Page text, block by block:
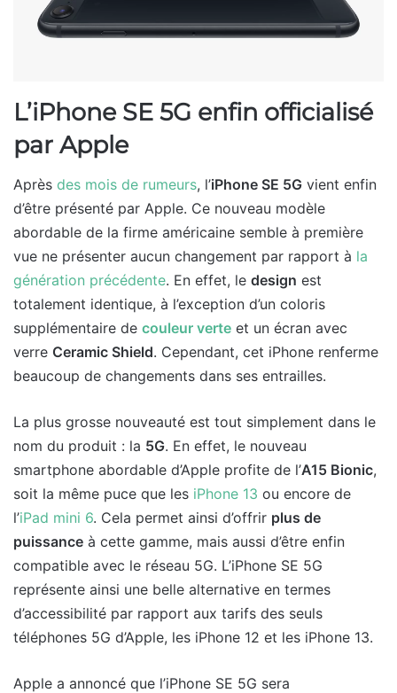
L’iPhone SE 5G enfin officialisé
par Apple
Après des mois de rumeurs, l’iPhone SE 5G vient enfin
d’être présenté par Apple. Ce nouveau modèle
abordable de la firme américaine semble à première
vue ne présenter aucun changement par rapport à la
génération précédente. En effet, le design est
totalement identique, à l’exception d’un coloris
supplémentaire de couleur verte et un écran avec
verre Ceramic Shield. Cependant, cet iPhone renferme
beaucoup de changements dans ses entrailles.
La plus grosse nouveauté est tout simplement dans le
nom du produit : la 5G. En effet, le nouveau
smartphone abordable d’Apple profite de l’A15 Bionic,
soit la même puce que les iPhone 13 ou encore de
l’iPad mini 6. Cela permet ainsi d’offrir plus de
puissance à cette gamme, mais aussi d’être enfin
compatible avec le réseau 5G. L’iPhone SE 5G
représente ainsi une belle alternative en termes
d’accessibilité par rapport aux tarifs des seuls
téléphones 5G d’Apple, les iPhone 12 et les iPhone 13.
Apple a annoncé que l’iPhone SE 5G sera